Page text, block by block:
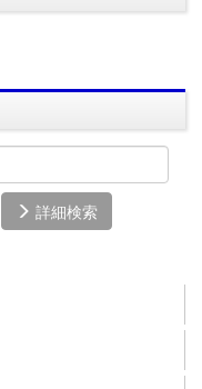
詳細検索